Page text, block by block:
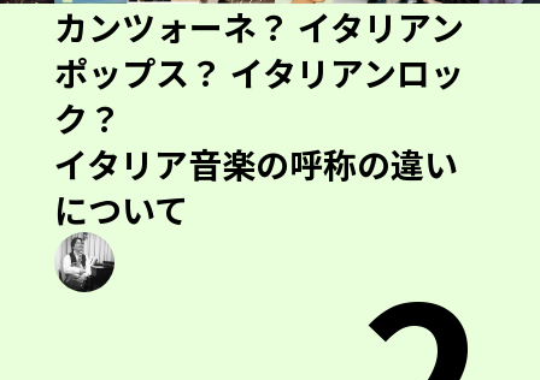
カンツォーネ？ イタリアン
ポップス？ イタリアンロッ
ク？
イタリア音楽の呼称の違い
について